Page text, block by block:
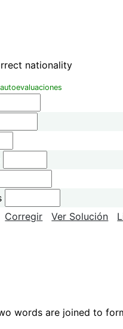
nationality
Corregir
Ver Solución
words are joined to